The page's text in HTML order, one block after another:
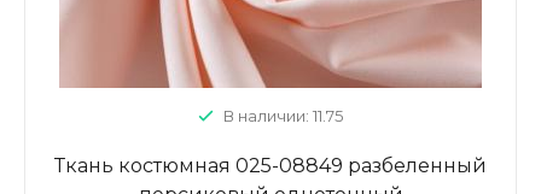
В наличии: 11.75
Ткань костюмная 025-08849 разбеленный